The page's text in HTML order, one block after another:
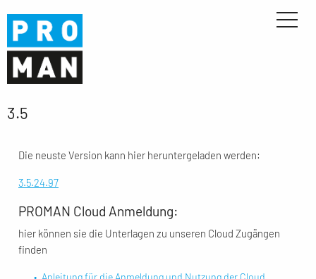
3.5
Die neuste Version kann hier heruntergeladen werden:
3.5.24.97
PROMAN Cloud Anmeldung:
hier können sie die Unterlagen zu unseren Cloud Zugängen
finden
Anleitung für die Anmeldung und Nutzung der Cloud